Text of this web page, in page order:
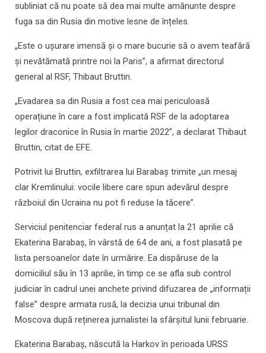
subliniat că nu poate să dea mai multe amănunte despre
fuga sa din Rusia din motive lesne de înțeles.
„Este o ușurare imensă și o mare bucurie să o avem teafără
și nevătămată printre noi la Paris”, a afirmat directorul
general al RSF, Thibaut Bruttin.
„Evadarea sa din Rusia a fost cea mai periculoasă
operațiune în care a fost implicată RSF de la adoptarea
legilor draconice în Rusia în martie 2022”, a declarat Thibaut
Bruttin, citat de EFE.
Potrivit lui Bruttin, exfiltrarea lui Barabaș trimite „un mesaj
clar Kremlinului: vocile libere care spun adevărul despre
războiul din Ucraina nu pot fi reduse la tăcere”.
Serviciul penitenciar federal rus a anunțat la 21 aprilie că
Ekaterina Barabaș, în vârstă de 64 de ani, a fost plasată pe
lista persoanelor date în urmărire. Ea dispăruse de la
domiciliul său în 13 aprilie, în timp ce se afla sub control
judiciar în cadrul unei anchete privind difuzarea de „informații
false” despre armata rusă, la decizia unui tribunal din
Moscova după reținerea jurnalistei la sfârșitul lunii februarie.
Ekaterina Barabaș, născută la Harkov în perioada URSS